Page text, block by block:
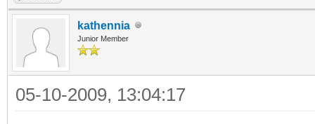
kathennia
Junior Member
05-10-2009, 13:04:17